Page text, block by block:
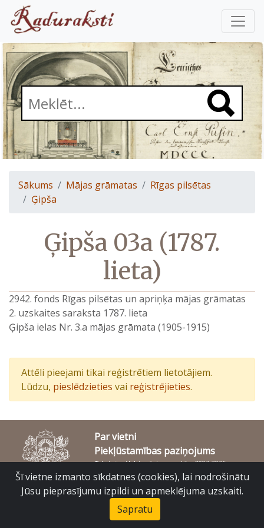
Sākums Mājas grāmatas
Rīgas pilsētas
Ģipša
Ģipša 03a (1787.
lieta)
2942. fonds Rīgas pilsētas un apriņķa mājas grāmatas
2. uzskaites saraksta 1787. lieta
Ģipša ielas Nr. 3.a mājas grāmata (1905-1915)
Attēli pieejami tikai reģistrētiem lietotājiem.
Lūdzu, pieslēdzieties vai reģistrējieties.
Par vietni
Piekļūstamības paziņojums
© Latvijas Valsts vēstures arhīvs 2007-2026
Slokas iela 16, Rīga, LV – 1048
Šī vietne izmanto sīkdatnes (cookies), lai nodrošinātu
Jūsu pieprasījumu izpildi un apmeklējuma uzskaiti.
Sapratu